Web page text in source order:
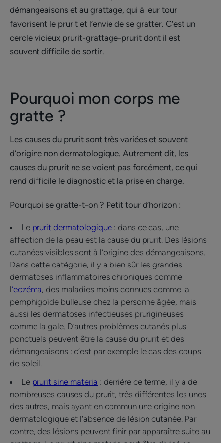
démangeaisons et au grattage, qui à leur tour
favorisent le prurit et l’envie de se gratter. C’est un
cercle vicieux prurit-grattage-prurit dont il est
souvent difficile de sortir.
Pourquoi mon corps me
gratte ?
Les causes du prurit sont très variées et souvent
d’origine non dermatologique. Autrement dit, les
causes du prurit ne se voient pas forcément, ce qui
rend difficile le diagnostic et la prise en charge.
Pourquoi se gratte-t-on ? Petit tour d’horizon :
Le prurit dermatologique : dans ce cas, une
affection de la peau est la cause du prurit. Des lésions
cutanées visibles sont à l’origine des démangeaisons.
Dans cette catégorie, il y a bien sûr les grandes
dermatoses inflammatoires chroniques comme
l’eczéma, des maladies moins connues comme la
pemphigoïde bulleuse chez la personne âgée, mais
aussi les dermatoses infectieuses prurigineuses
comme la gale. D’autres problèmes cutanés plus
ponctuels peuvent être la cause du prurit et des
démangeaisons : c’est par exemple le cas des coups
de soleil.
Le prurit sine materia : derrière ce terme, il y a de
nombreuses causes du prurit, très différentes les unes
des autres, mais ayant en commun une origine non
dermatologique et l’absence de lésion cutanée. Par
contre, des lésions peuvent finir par apparaître suite au